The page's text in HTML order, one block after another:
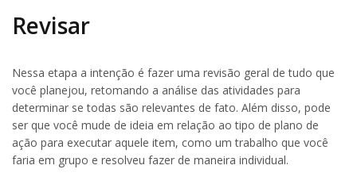
Revisar
Nessa etapa a intenção é fazer uma revisão geral de tudo que
você planejou, retomando a análise das atividades para
determinar se todas são relevantes de fato. Além disso, pode
ser que você mude de ideia em relação ao tipo de plano de
ação para executar aquele item, como um trabalho que você
faria em grupo e resolveu fazer de maneira individual.